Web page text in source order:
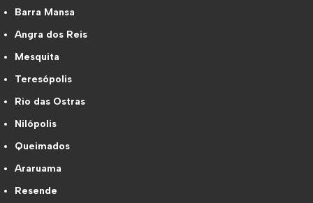
Barra Mansa
Angra dos Reis
Mesquita
Teresópolis
Rio das Ostras
Nilópolis
Queimados
Araruama
Resende